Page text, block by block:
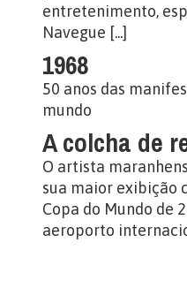
entretenimento,
Navegue [...]
1968
50 anos das
mundo
A colcha de
O artista
sua maior exibição
Copa do Mundo de
aeroporto